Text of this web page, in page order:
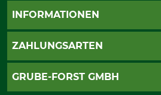
Katalogbestellung
INFORMATIONEN
AGB
ZAHLUNGSARTEN
PayPal
GRUBE-FORST GMBH